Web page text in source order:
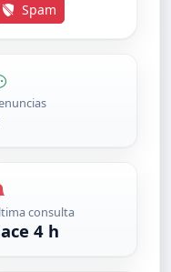
Spam
consulta
4 h